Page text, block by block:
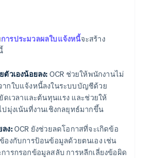
การประมวลผลใบแจ้งหนี้จะสร้าง
ตัวเองน้อยลง: OCR ช่วยให้พนักงานไม่
กใบแจ้งหนี้ลงในระบบบัญชีด้วย
ดเวลาและต้นทุนแรง และช่วยให้
ปมุ่งเน้นที่งานเชิงกลยุทธ์มากขึ้น
ง:OCR ยังช่วยลดโอกาสที่จะเกิดข้อ
องกับการป้อนข้อมูลด้วยตนเอง เช่น
ารกรอกข้อมูลสลับ การหลีกเลี่ยงข้อผิด